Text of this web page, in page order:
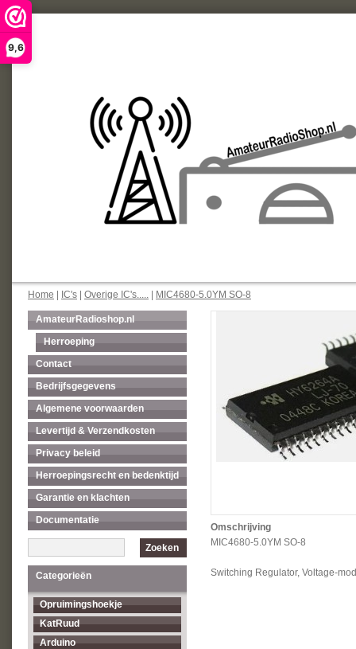
9,6
Home IC's Overige IC's..... MIC4680-5.0YM SO-8
AmateurRadioshop.nl
Herroeping
Contact
Bedrijfsgegevens
Algemene voorwaarden
Levertijd & Verzendkosten
Privacy beleid
Herroepingsrecht en bedenktijd
Garantie en klachten
Documentatie
Zoeken
Categorieën
Opruimingshoekje
KatRuud
Arduino
Omschrijving
MIC4680-5.0YM SO-8
Switching Regulator, Voltage-